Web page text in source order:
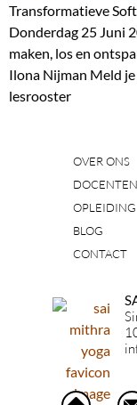
Transformatieve
Donderdag 25 Juni
maken, los en
Ilona Nijman Meld je
lesrooster
OVER ONS
DOCENTEN
OPLEIDING
BLOG
CONTACT